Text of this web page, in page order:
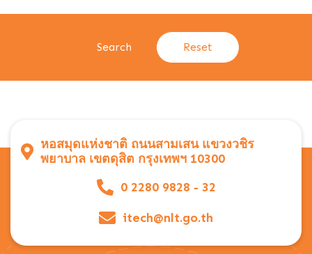
หอสมุดแห่งชาติ ถนนสามเสน แขวงวชิร
พยาบาล เขตดุสิต กรุงเทพฯ 10300
0 2280 9828 - 32
itech@nlt.go.th